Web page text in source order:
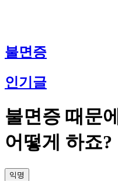
불면증
인기글
불면증 때문
어떻게 하죠?
익명